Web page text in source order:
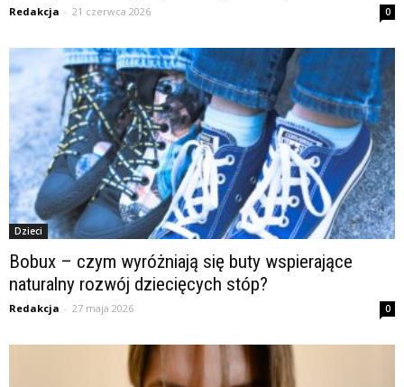
Redakcja - 21 czerwca 2026 0
Dzieci
Bobux – czym wyróżniają się buty wspierające
naturalny rozwój dziecięcych stóp?
Redakcja - 27 maja 2026 0